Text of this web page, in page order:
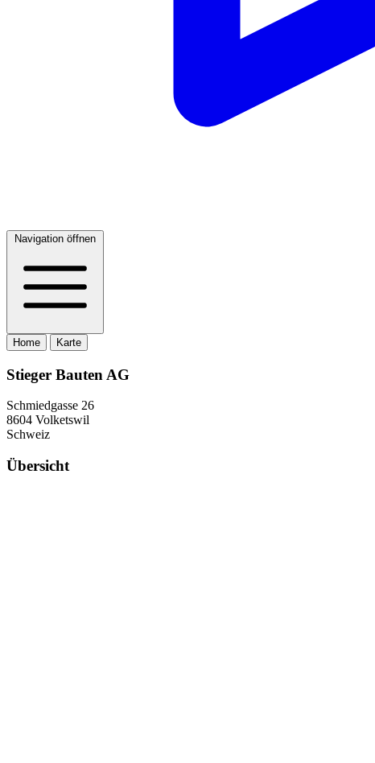
Navigation öffnen
Home Karte
Stieger Bauten AG
Schmiedgasse 26
8604 Volketswil
Schweiz
Übersicht